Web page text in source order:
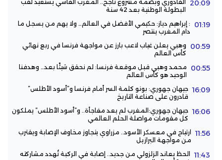
20:09
القادوري وبصمة مشروع ناجح.. المغرب الفاسي يستعيد لقب
البطولة الوطنية بعد 42 سنة
01:19
: إبراهيم دياز: حكيمي الأفضل في العالم… ولا يهم من يسجل ما
دام المغرب ينتصر
00:59
وهبي يعلن غياب لاعب بارز عن مواجهة فرنسا في ربع نهائي
كأس العالم
00:55
محمد وهبي قبل موقعة فرنسا: لم نحقق شيئًا بعد… وهدفنا
الوحيد هو كأس العالم
16:09 جيهان جهوري: بونو كلمة السر أمام فرنسا و”أسود الأطلس”
قادرون على صناعة التاريخ
16:06 جيهان جهوري:المغرب لم يعد مفاجأة.. و”أسود الأطلس” يملكون
كل مقومات مواصلة الحلم العالمي
11:56
ارتياح في معسكر الأسود.. مزراوي يتجاوز مخاوف الإصابة ويقترب
من مواجهة البرازيل
11:43
الحظ يعاند الزلزولي من جديد.. إصابة في الركبة تُهدد مشاركته